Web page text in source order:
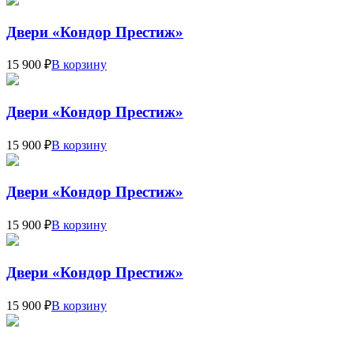
Двери «Кондор Престиж»
15 900 ₽В корзину
Двери «Кондор Престиж»
15 900 ₽В корзину
Двери «Кондор Престиж»
15 900 ₽В корзину
Двери «Кондор Престиж»
15 900 ₽В корзину